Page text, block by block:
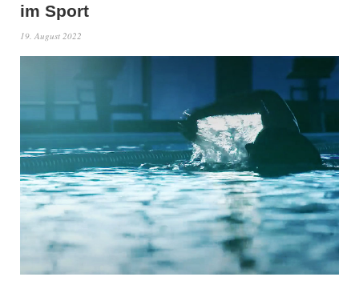
im Sport
19. August 2022